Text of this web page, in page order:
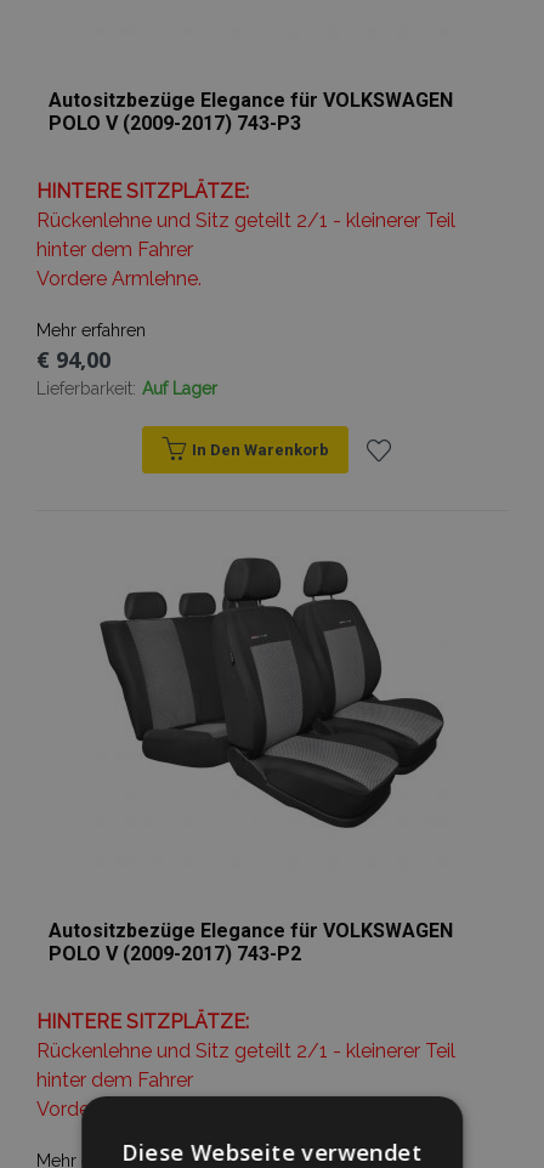
Autositzbezüge Elegance für VOLKSWAGEN
POLO V (2009-2017) 743-P3
HINTERE SITZPLÄTZE:
Rückenlehne und Sitz geteilt 2/1 - kleinerer Teil
hinter dem Fahrer
Vordere Armlehne.
Mehr erfahren
€ 94,00
Lieferbarkeit: Auf Lager
In Den Warenkorb
Autositzbezüge Elegance für VOLKSWAGEN
POLO V (2009-2017) 743-P2
HINTERE SITZPLÄTZE:
Rückenlehne und Sitz geteilt 2/1 - kleinerer Teil
hinter dem Fahrer
Vordere Armlehne.
Mehr erfahrenDiese Webseite verwendet